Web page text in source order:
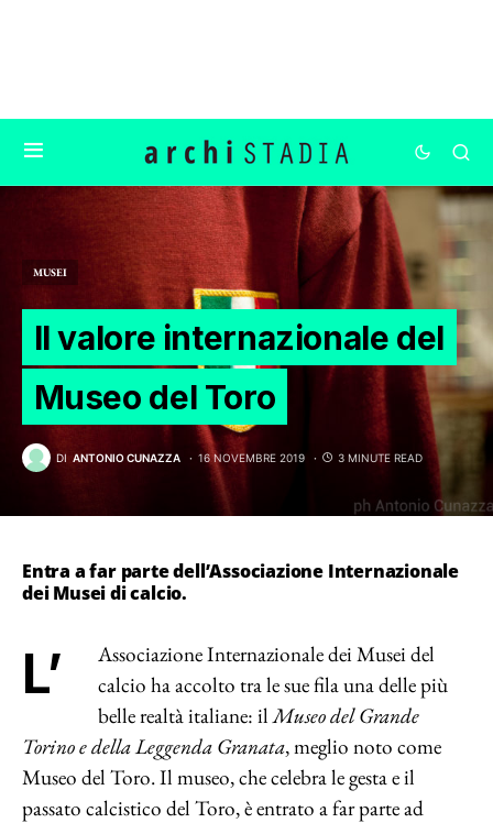
MUSEI
Il valore internazionale del
Museo del Toro
DI ANTONIO CUNAZZA 16 NOVEMBRE 2019 3 MINUTE READ
Entra a far parte dell’Associazione Internazionale
dei Musei di calcio.
L’Associazione Internazionale dei Musei del
calcio ha accolto tra le sue fila una delle più
belle realtà italiane: ilMuseo del Grande
Torino e della Leggenda Granata, meglio noto come
Museo del Toro. Il museo, che celebra le gesta e il
passato calcistico del Toro, è entrato a far parte ad